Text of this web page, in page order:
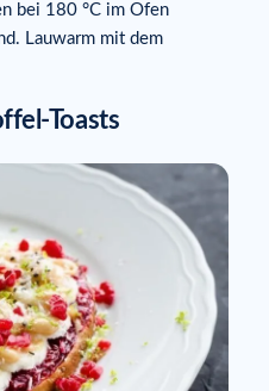
bei 180 °C im Ofen
Lauwarm mit dem
Toasts